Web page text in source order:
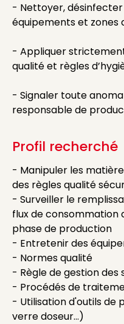
- Nettoyer,
équipements et zones
- Appliquer
qualité et règles
- Signaler toute
responsable de
Profil recherché
- Manipuler les
des règles qualité
- Surveiller le
flux de consommation
phase de production
- Entretenir des
- Normes qualité
- Règle de gestion des
- Procédés de
- Utilisation d'outils de
verre doseur...)